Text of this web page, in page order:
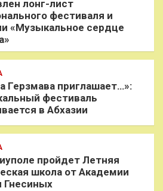
лонг-лист
фестиваля и
«Музыкальное сердце
Герзмава приглашает…»:
фестиваль
в Абхазии
пройдет Летняя
школа от Академии
Гнесиных